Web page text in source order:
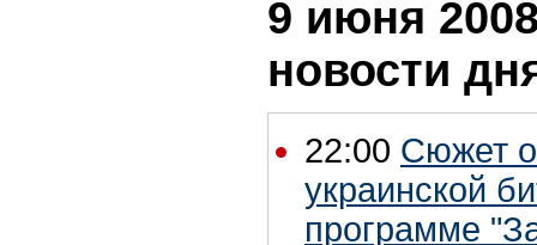
9 июня
новости
22:00 Сюжет
украинской
программе